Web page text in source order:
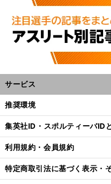
サービス
推奨環境
集英社ID・スポルティーバID
利用規約・会員規約
特定商取引法に基づく表示・